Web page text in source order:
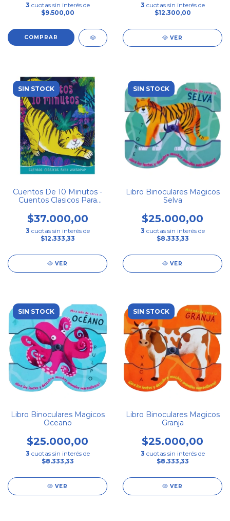
3 cuotas sin interés de
$9.500,00
3 cuotas sin interés de
$12.300,00
VER
SIN STOCK
Cuentos De 10 Minutos -
Cuentos Clasicos Para
$37.000,00
3 cuotas sin interés de
$12.333,33
VER
SIN STOCK
Libro Binoculares Magicos
Selva
$25.000,00
3 cuotas sin interés de
$8.333,33
VER
SIN STOCK
Libro Binoculares Magicos
Oceano
$25.000,00
3 cuotas sin interés de
$8.333,33
VER
SIN STOCK
Libro Binoculares Magicos
Granja
$25.000,00
3 cuotas sin interés de
$8.333,33
VER